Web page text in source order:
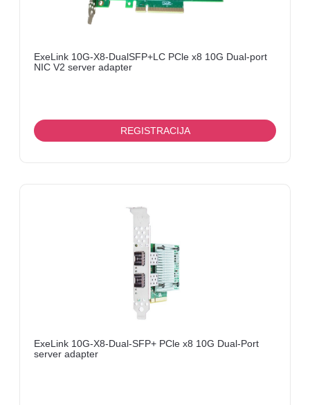
ExeLink 10G-X8-DualSFP+LC PCle x8 10G Dual-port
NIC V2 server adapter
REGISTRACIJA
ExeLink 10G-X8-Dual-SFP+ PCle x8 10G Dual-Port
server adapter